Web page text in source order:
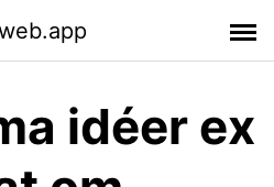
idéer ex